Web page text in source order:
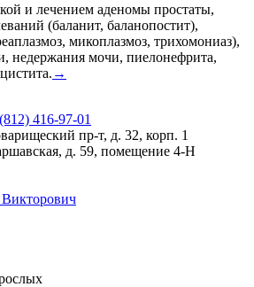
и лечением аденомы простаты,
(баланит, баланопостит),
микоплазмоз, трихомониаз),
недержания мочи, пиелонефрита,
→
416-97-01
пр-т, д. 32, корп. 1
д. 59, помещение 4-Н